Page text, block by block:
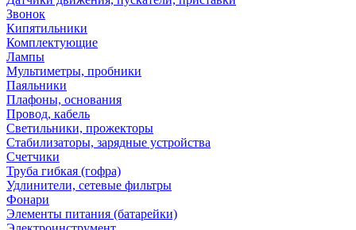
Звонок
Кипятильники
Комплектующие
Лампы
Мультиметры, пробники
Паяльники
Плафоны, основания
Провод, кабель
Светильники, прожекторы
Стабилизаторы, зарядные устройства
Счетчики
Труба гибкая (гофра)
Удлинители, сетевые фильтры
Фонари
Элементы питания (батарейки)